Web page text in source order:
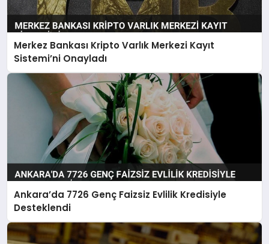
Merkez Bankası Kripto Varlık Merkezi Kayıt
Sistemi’ni Onayladı
Ankara’da 7726 Genç Faizsiz Evlilik Kredisiyle
Desteklendi